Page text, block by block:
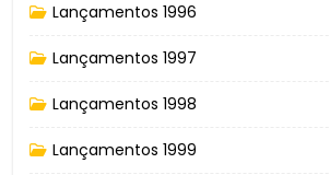
Lançamentos 1996
Lançamentos 1997
Lançamentos 1998
Lançamentos 1999